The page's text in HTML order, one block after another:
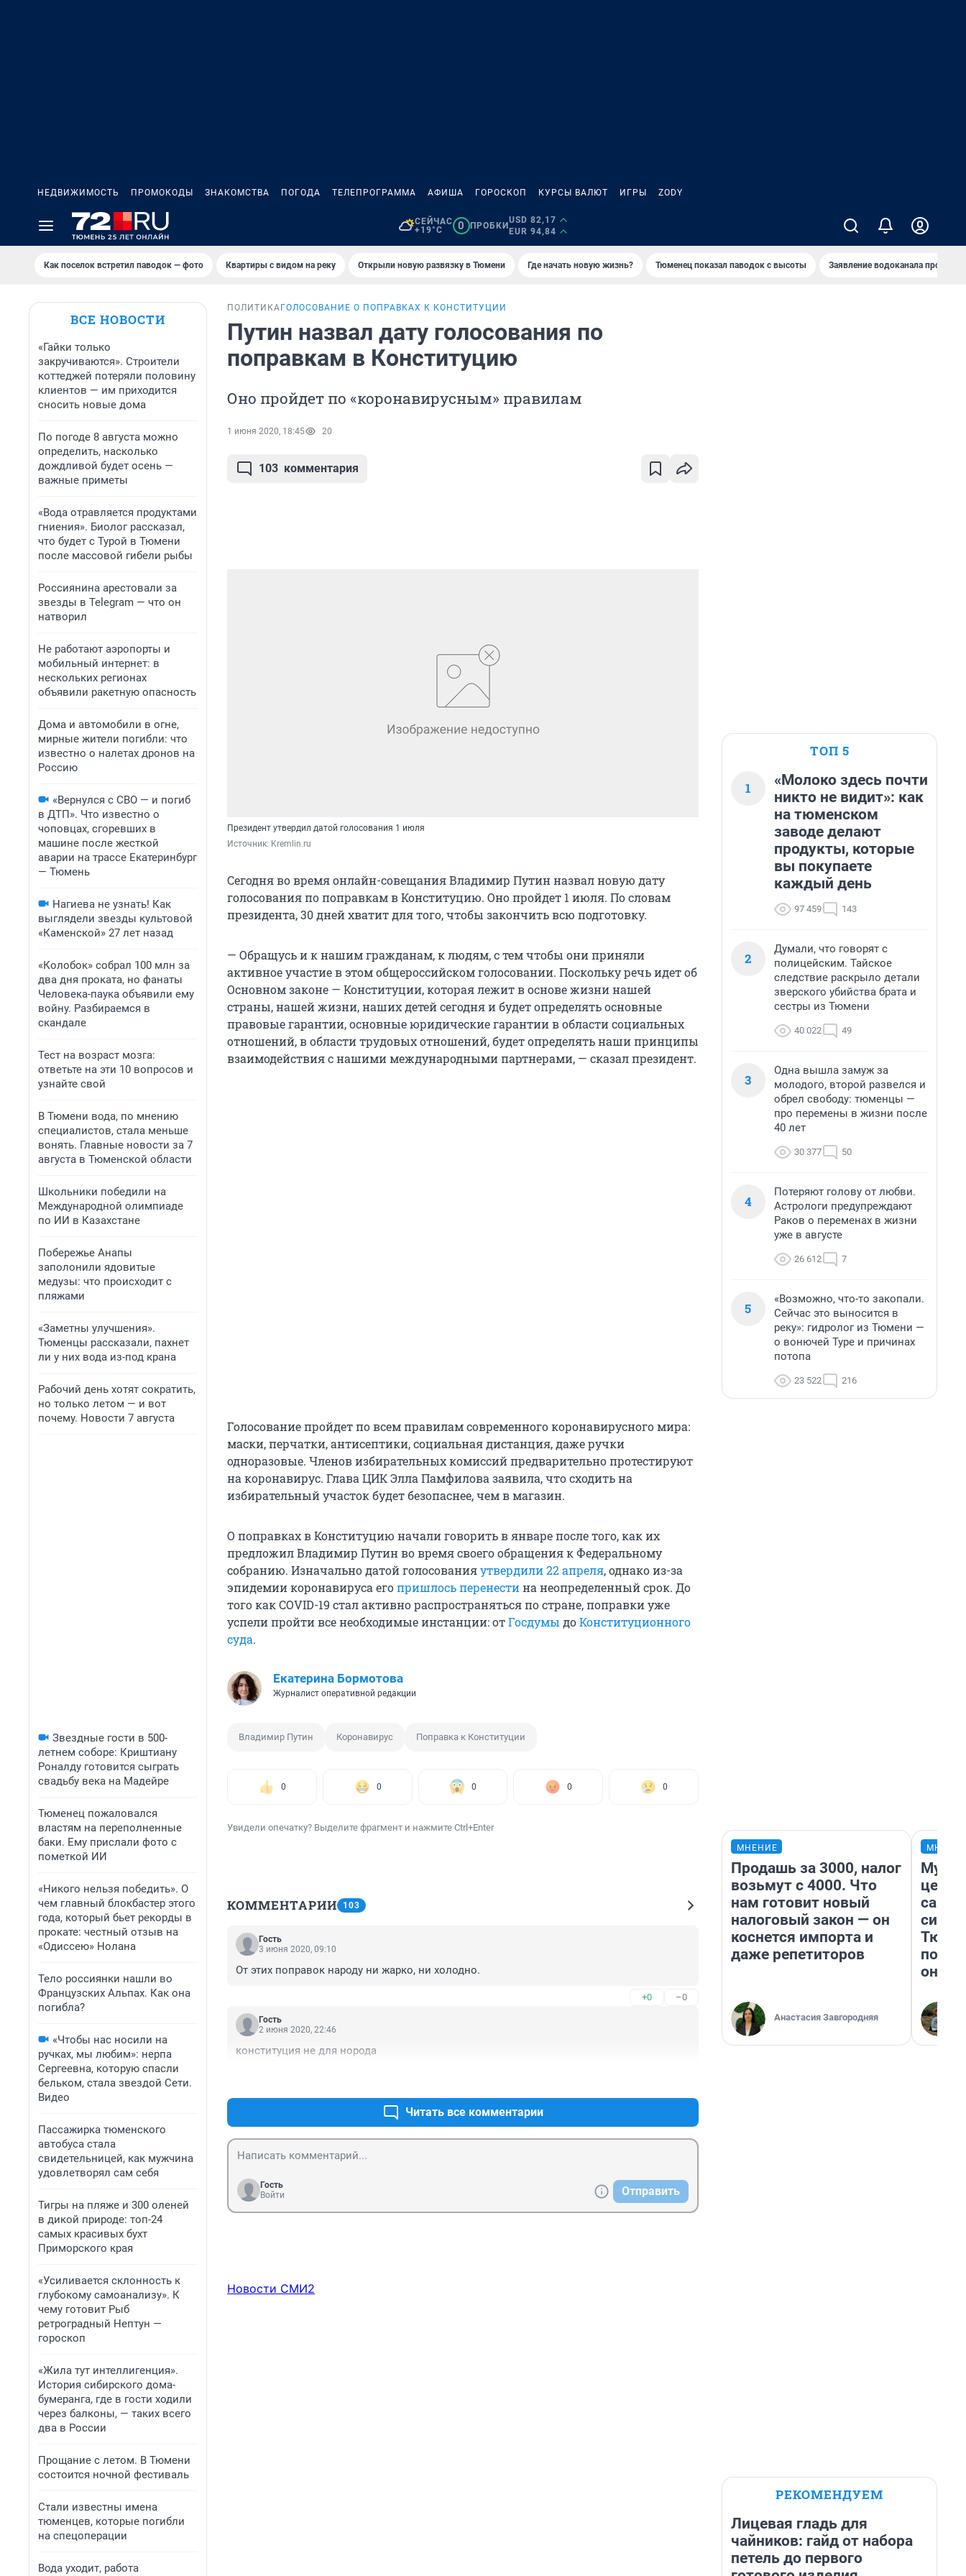
НЕДВИЖИМОСТЬ ПРОМОКОДЫ ЗНАКОМСТВА ПОГОДА ТЕЛЕПРОГРАММА АФИША ГОРОСКОП КУРСЫ ВАЛЮТ ИГРЫ ZODY
СЕЙЧАС
+19°C
0 ПРОБКИ
USD 82,17
EUR 94,84
Как поселок встретил паводок — фото Квартиры с видом на реку Открыли новую развязку в Тюмени Где начать новую жизнь? Тюменец показал паводок с высоты Заявление водоканала про
ВСЕ НОВОСТИ
«Гайки только
закручиваются». Строители
коттеджей потеряли половину
клиентов — им приходится
сносить новые дома
По погоде 8 августа можно
определить, насколько
дождливой будет осень —
важные приметы
«Вода отравляется продуктами
гниения». Биолог рассказал,
что будет с Турой в Тюмени
после массовой гибели рыбы
Россиянина арестовали за
звезды в Telegram — что он
натворил
Не работают аэропорты и
мобильный интернет: в
нескольких регионах
объявили ракетную опасность
Дома и автомобили в огне,
мирные жители погибли: что
известно о налетах дронов на
Россию
«Вернулся с СВО — и погиб
в ДТП». Что известно о
чоповцах, сгоревших в
машине после жесткой
аварии на трассе Екатеринбург
— Тюмень
Нагиева не узнать! Как
выглядели звезды культовой
«Каменской» 27 лет назад
«Колобок» собрал 100 млн за
два дня проката, но фанаты
Человека-паука объявили ему
войну. Разбираемся в
скандале
Тест на возраст мозга:
ответьте на эти 10 вопросов и
узнайте свой
В Тюмени вода, по мнению
специалистов, стала меньше
вонять. Главные новости за 7
августа в Тюменской области
Школьники победили на
Международной олимпиаде
по ИИ в Казахстане
Побережье Анапы
заполонили ядовитые
медузы: что происходит с
пляжами
«Заметны улучшения».
Тюменцы рассказали, пахнет
ли у них вода из-под крана
Рабочий день хотят сократить,
но только летом — и вот
почему. Новости 7 августа
Звездные гости в 500-
летнем соборе: Криштиану
Роналду готовится сыграть
свадьбу века на Мадейре
Тюменец пожаловался
властям на переполненные
баки. Ему прислали фото с
пометкой ИИ
«Никого нельзя победить». О
чем главный блокбастер этого
года, который бьет рекорды в
прокате: честный отзыв на
«Одиссею» Нолана
Тело россиянки нашли во
Французских Альпах. Как она
погибла?
«Чтобы нас носили на
ручках, мы любим»: нерпа
Сергеевна, которую спасли
бельком, стала звездой Сети.
Видео
Пассажирка тюменского
автобуса стала
свидетельницей, как мужчина
удовлетворял сам себя
Тигры на пляже и 300 оленей
в дикой природе: топ-24
самых красивых бухт
Приморского края
«Усиливается склонность к
глубокому самоанализу». К
чему готовит Рыб
ретроградный Нептун —
гороскоп
«Жила тут интеллигенция».
История сибирского дома-
бумеранга, где в гости ходили
через балконы, — таких всего
два в России
Прощание с летом. В Тюмени
состоится ночной фестиваль
Стали известны имена
тюменцев, которые погибли
на спецоперации
Вода уходит, работа
ПОЛИТИКА ГОЛОСОВАНИЕ О ПОПРАВКАХ К КОНСТИТУЦИИ
Путин назвал дату голосования по
поправкам в Конституцию
Оно пройдет по «коронавирусным» правилам
1 июня 2020, 18:45 20
103 комментария
Президент утвердил датой голосования 1 июля
Источник: Kremlin.ru
Сегодня во время онлайн-совещания Владимир Путин назвал новую дату
голосования по поправкам в Конституцию. Оно пройдет 1 июля. По словам
президента, 30 дней хватит для того, чтобы закончить всю подготовку.
— Обращусь и к нашим гражданам, к людям, с тем чтобы они приняли
активное участие в этом общероссийском голосовании. Поскольку речь идет об
Основном законе — Конституции, которая лежит в основе жизни нашей
страны, нашей жизни, наших детей сегодня и будет определять основные
правовые гарантии, основные юридические гарантии в области социальных
отношений, в области трудовых отношений, будет определять наши принципы
взаимодействия с нашими международными партнерами, — сказал президент.
Голосование пройдет по всем правилам современного коронавирусного мира:
маски, перчатки, антисептики, социальная дистанция, даже ручки
одноразовые. Членов избирательных комиссий предварительно протестируют
на коронавирус. Глава ЦИК Элла Памфилова заявила, что сходить на
избирательный участок будет безопаснее, чем в магазин.
О поправках в Конституцию начали говорить в январе после того, как их
предложил Владимир Путин во время своего обращения к Федеральному
собранию. Изначально датой голосованияутвердили 22 апреля, однако из-за
эпидемии коронавируса егопришлось перенестина неопределенный срок. До
того как COVID-19 стал активно распространяться по стране, поправки уже
успели пройти все необходимые инстанции: отГосдумы доКонституционного
суда.
Екатерина Бормотова
Журналист оперативной редакции
Владимир Путин Коронавирус Поправка к Конституции
0 0 0 0 0
Увидели опечатку? Выделите фрагмент и нажмите Ctrl+Enter
КОММЕНТАРИИ 103
Гость
3 июня 2020, 09:10
От этих поправок народу ни жарко, ни холодно.
+0 –0
Гость
2 июня 2020, 22:46
конституция не для норода
Читать все комментарии
Гость
Войти
Отправить
Новости СМИ2
ТОП 5
1
«Молоко здесь почти
никто не видит»: как
на тюменском
заводе делают
продукты, которые
вы покупаете
каждый день
97 459 143
2
Думали, что говорят с
полицейским. Тайское
следствие раскрыло детали
зверского убийства брата и
сестры из Тюмени
40 022 49
3
Одна вышла замуж за
молодого, второй развелся и
обрел свободу: тюменцы —
про перемены в жизни после
40 лет
30 377 50
4
Потеряют голову от любви.
Астрологи предупреждают
Раков о переменах в жизни
уже в августе
26 612 7
5
«Возможно, что-то закопали.
Сейчас это выносится в
реку»: гидролог из Тюмени —
о вонючей Туре и причинах
потопа
23 522 216
МНЕНИЕ
Продашь за 3000, налог
возьмут с 4000. Что
нам готовит новый
налоговый закон — он
коснется импорта и
даже репетиторов
Анастасия Завгородняя
они
РЕКОМЕНДУЕМ
Лицевая гладь для
чайников: гайд от набора
петель до первого